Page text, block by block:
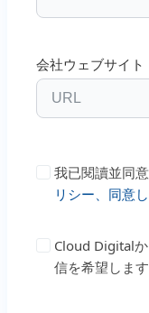
会社ウェブサイト
我已閱讀並同意
リシー、同意し
Cloud Digital
信を希望します